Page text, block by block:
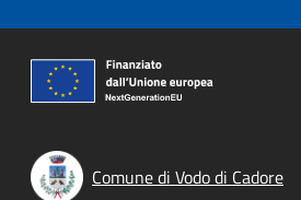
Comune di Vodo di Cadore